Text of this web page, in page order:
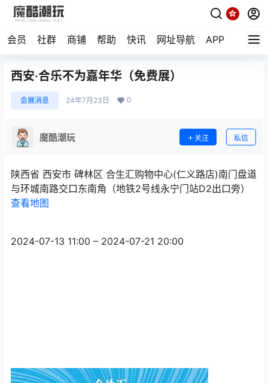
会员 社群 商铺 帮助 快讯 网址导航 APP 随机
西安·合乐不为嘉年华（免费展）
会展消息 24年7月23日 0
魔酷潮玩 关注 私信
陕西省 西安市 碑林区 合生汇购物中心(仁义路店)南门盘道
与环城南路交口东南角（地铁2号线永宁门站D2出口旁）
查看地图
2024-07-13 11:00 – 2024-07-21 20:00